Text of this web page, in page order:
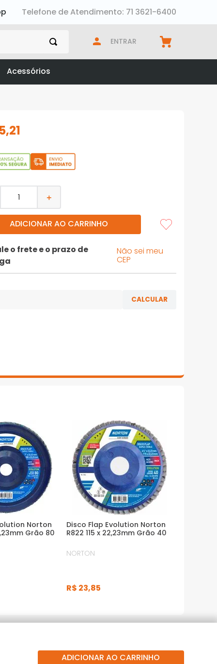
Telefone de Atendimento: 71 3621-6400
ENTRAR
Acessórios
,21
＋
ADICIONAR AO CARRINHO
o frete e o prazo de
Não sei meu
CEP
Norton
Grão 80
Disco Flap Evolution Norton
R822 115 x 22,23mm Grão 40
NORTON
R$ 23,85
ADICIONAR AO CARRINHO